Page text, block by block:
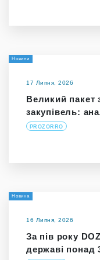
Новини
17 Липня, 2026
Великий пакет
закупівель:
PROZORRO
Новина
16 Липня, 2026
За пів року
державі понад